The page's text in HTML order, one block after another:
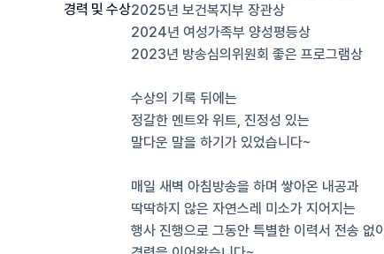
경력 및 수상2025년 보건복지부 장관상
2024년 여성가족부 양성평등상
2023년 방송심의위원회 좋은 프로그램상
수상의 기록 뒤에는
정갈한 멘트와 위트, 진정성 있는
말다운 말을 하기가 있었습니다~
매일 새벽 아침방송을 하며 쌓아온 내공과
딱딱하지 않은 자연스레 미소가 지어지는
행사 진행으로 그동안 특별한 이력서 전송 없이